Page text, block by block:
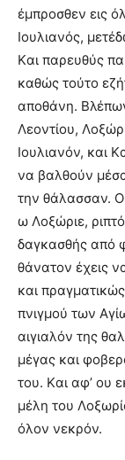
έμπροσθεν εις
Iουλιανός,
Kαι παρευθύς
καθώς τούτο
αποθάνη.
Λεοντίου,
Iουλιανόν, και
να βαλθούν μέσα
την θάλασσαν.
ω Λοξώριε,
δαγκασθής από
θάνατον έχεις
και
πνιγμού των
αιγιαλόν της
μέγας και
του. Kαι αφ’ ου
μέλη του
όλον νεκρόν.